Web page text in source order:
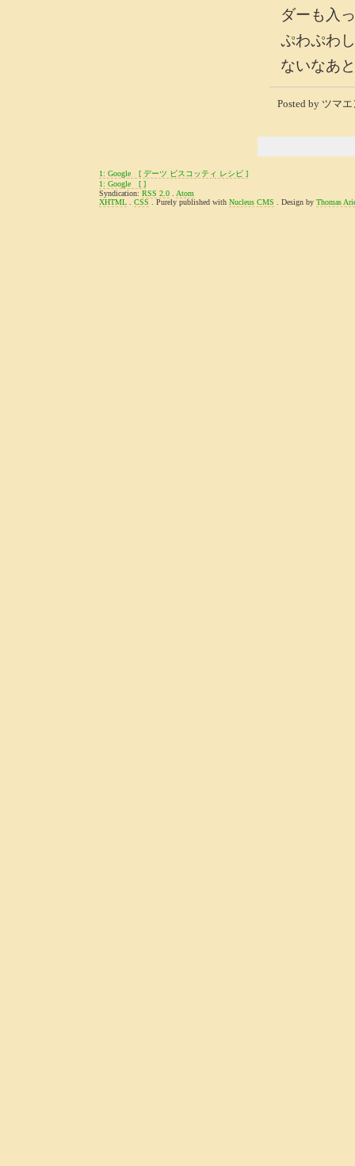
ダーも入
ぷわぷわ
ないなあ
Posted by ツマ
1: Google [ デーツ ビスコッティ レシピ ]
1: Google [ ]
Syndication: RSS 2.0
Atom
XHTML
CSS . Purely published with Nucleus CMS . Design by Thomas